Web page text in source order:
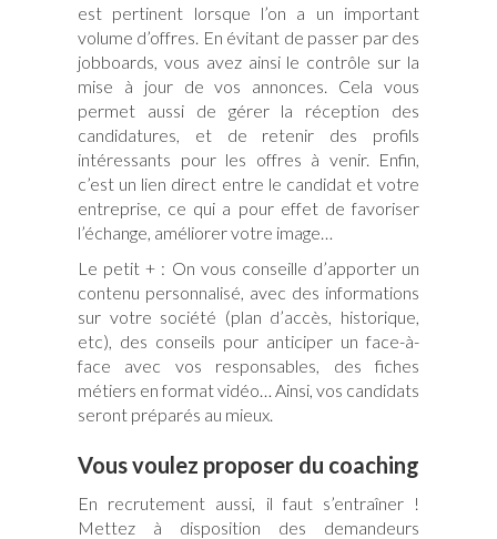
est pertinent lorsque l’on a un important
volume d’offres. En évitant de passer par des
jobboards, vous avez ainsi le contrôle sur la
mise à jour de vos annonces. Cela vous
permet aussi de gérer la réception des
candidatures, et de retenir des profils
intéressants pour les offres à venir. Enfin,
c’est un lien direct entre le candidat et votre
entreprise, ce qui a pour effet de favoriser
l’échange, améliorer votre image…
Le petit + : On vous conseille d’apporter un
contenu personnalisé, avec des informations
sur votre société (plan d’accès, historique,
etc), des conseils pour anticiper un face-à-
face avec vos responsables, des fiches
métiers en format vidéo… Ainsi, vos candidats
seront préparés au mieux.
Vous voulez proposer du coaching
En recrutement aussi, il faut s’entraîner !
Mettez à disposition des demandeurs